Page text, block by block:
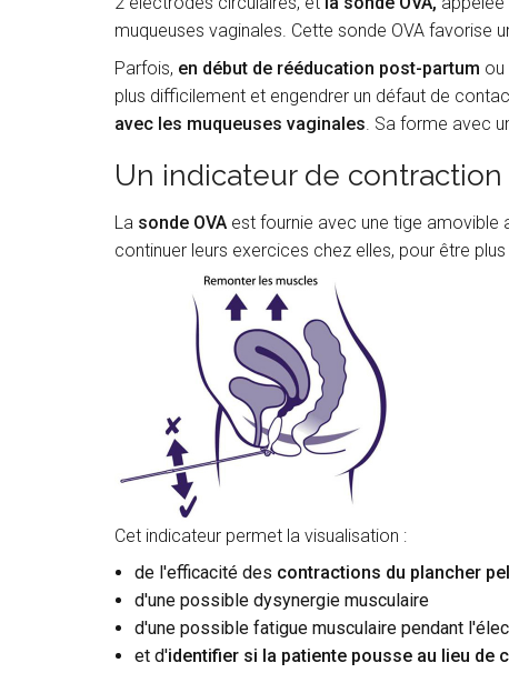
muqueuses vaginales. Cette sonde OVA favorise
Parfois, en début de rééducation post-partum ou
plus difficilement et engendrer un défaut de
avec les muqueuses vaginales. Sa forme avec
Un indicateur de
La sonde OVA est fournie avec une tige amovible
continuer leurs exercices chez elles, pour être
Cet indicateur permet la visualisation :
de l'efficacité des contractions du plancher
d'une possible dysynergie musculaire
d'une possible fatigue musculaire pendant
et d'identifier si la patiente pousse au lieu de